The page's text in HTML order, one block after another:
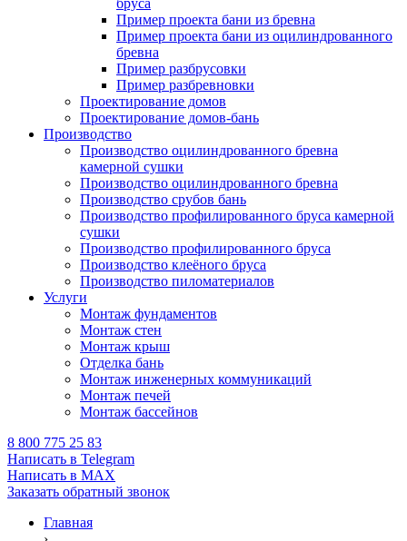
бруса
Пример проекта бани из бревна
Пример проекта бани из оцилиндрованного
бревна
Пример разбрусовки
Пример разбревновки
Проектирование домов
Проектирование домов-бань
Производство
Производство оцилиндрованного бревна
камерной сушки
Производство оцилиндрованного бревна
Производство срубов бань
Производство профилированного бруса камерной
сушки
Производство профилированного бруса
Производство клеёного бруса
Производство пиломатериалов
Услуги
Монтаж фундаментов
Монтаж стен
Монтаж крыш
Отделка бань
Монтаж инженерных коммуникаций
Монтаж печей
Монтаж бассейнов
8 800 775 25 83
Написать в Telegram
Написать в MAX
Заказать обратный звонок
Главная